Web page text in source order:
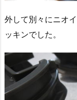
外して別々にニオ
ッキンでした。